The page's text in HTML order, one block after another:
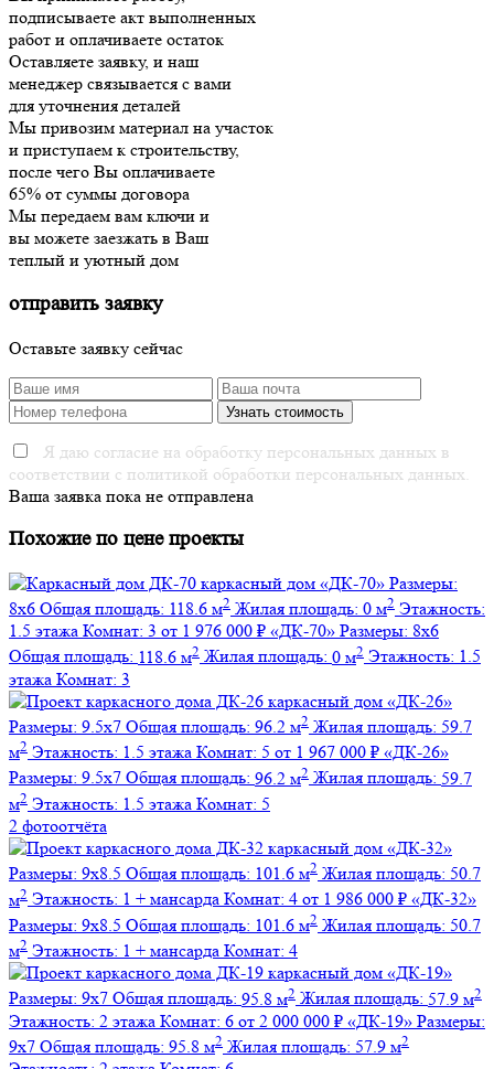
подписываете акт выполненных
работ и оплачиваете остаток
Оставляете заявку, и наш
менеджер связывается с вами
для уточнения деталей
Мы привозим материал на участок
и приступаем к строительству,
после чего Вы оплачиваете
65% от суммы договора
Мы передаем вам ключи и
вы можете заезжать в Ваш
теплый и уютный дом
отправить заявку
Оставьте заявку сейчас
Я даю согласие на обработку персональных данных в
соответствии с политикой обработки персональных данных.
Ваша заявка пока не отправлена
Похожие по цене проекты
каркасный дом «ДК-70» Размеры:
8х6 Общая площадь: 118.6 м2 Жилая площадь: 0 м2 Этажность:
1.5 этажа Комнат: 3 от 1 976 000 ₽ «ДК-70» Размеры: 8х6
Общая площадь: 118.6 м2 Жилая площадь: 0 м2 Этажность: 1.5
этажа Комнат: 3
каркасный дом «ДК-26»
Размеры: 9.5х7 Общая площадь: 96.2 м2 Жилая площадь: 59.7
м2 Этажность: 1.5 этажа Комнат: 5 от 1 967 000 ₽ «ДК-26»
Размеры: 9.5х7 Общая площадь: 96.2 м2 Жилая площадь: 59.7
м2 Этажность: 1.5 этажа Комнат: 5
2 фотоотчёта
каркасный дом «ДК-32»
Размеры: 9х8.5 Общая площадь: 101.6 м2 Жилая площадь: 50.7
м2 Этажность: 1 + мансарда Комнат: 4 от 1 986 000 ₽ «ДК-32»
Размеры: 9х8.5 Общая площадь: 101.6 м2 Жилая площадь: 50.7
м2 Этажность: 1 + мансарда Комнат: 4
каркасный дом «ДК-19»
Размеры: 9х7 Общая площадь: 95.8 м2 Жилая площадь: 57.9 м2
Этажность: 2 этажа Комнат: 6 от 2 000 000 ₽ «ДК-19» Размеры:
9х7 Общая площадь: 95.8 м2 Жилая площадь: 57.9 м2